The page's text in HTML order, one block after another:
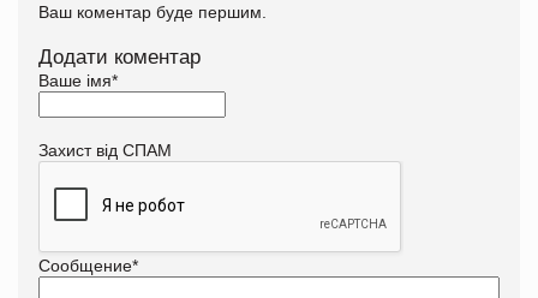
Ваш коментар буде першим.
Додати коментар
Ваше імя*
Захист від СПАМ
Сообщение*